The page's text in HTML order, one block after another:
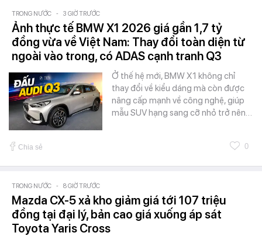
TRONG NƯỚC - 3 GIỜ TRƯỚC
Ảnh thực tế BMW X1 2026 giá gần 1,7 tỷ
đồng vừa về Việt Nam: Thay đổi toàn diện từ
ngoài vào trong, có ADAS cạnh tranh Q3
Ở thế hệ mới, BMW X1 không chỉ
thay đổi về kiểu dáng mà còn được
nâng cấp mạnh về công nghệ, giúp
mẫu SUV hạng sang cỡ nhỏ trở nên…
Chia sẻ 0
TRONG NƯỚC - 8 GIỜ TRƯỚC
Mazda CX-5 xả kho giảm giá tới 107 triệu
đồng tại đại lý, bản cao giá xuống áp sát
Toyota Yaris Cross